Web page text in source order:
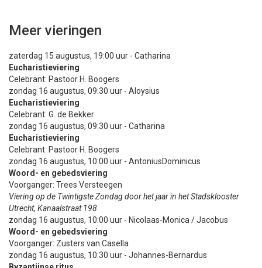
Meer vieringen
zaterdag 15 augustus, 19:00 uur - Catharina
Eucharistieviering
Celebrant: Pastoor H. Boogers
zondag 16 augustus, 09:30 uur - Aloysius
Eucharistieviering
Celebrant: G. de Bekker
zondag 16 augustus, 09:30 uur - Catharina
Eucharistieviering
Celebrant: Pastoor H. Boogers
zondag 16 augustus, 10:00 uur - AntoniusDominicus
Woord- en gebedsviering
Voorganger: Trees Versteegen
Viering op de Twintigste Zondag door het jaar in het Stadsklooster
Utrecht, Kanaalstraat 198
zondag 16 augustus, 10:00 uur - Nicolaas-Monica / Jacobus
Woord- en gebedsviering
Voorganger: Zusters van Casella
zondag 16 augustus, 10:30 uur - Johannes-Bernardus